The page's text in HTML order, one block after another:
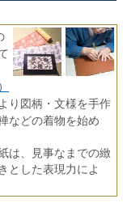
り図柄・文様を手作
などの着物を始め
は、見事なまでの緻
とした表現力によ